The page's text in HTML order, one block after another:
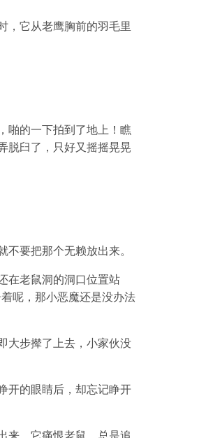
，它从老鹰胸前的羽毛里
啪的一下拍到了地上！瞧
脱臼了，只好又摇摇晃晃
要把那个无赖放出来。
在老鼠洞的洞口位置站
呢，那小恶魔还是没办法
大步撵了上去，小家伙没
开的眼睛后，却忘记睁开
来，它痛恨老鼠，总是追